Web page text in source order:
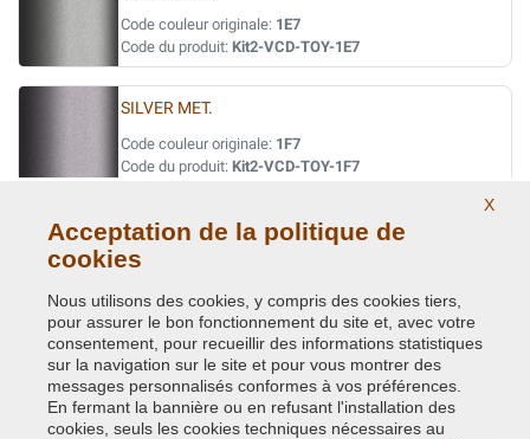
Code couleur originale: 1E7
Code du produit: Kit2-VCD-TOY-1E7
SILVER MET.
Code couleur originale: 1F7
Code du produit: Kit2-VCD-TOY-1F7
SILVER MET.
Code couleur originale:
SILVER MET. / TARO ( = TOY-147 )
Code couleur originale:8T7
Code du produit:Kit2-VCD-TOY-8T7
X
Acceptation de la politique de
cookies
Nous utilisons des cookies, y compris des cookies tiers,
pour assurer le bon fonctionnement du site et, avec votre
consentement, pour recueillir des informations statistiques
sur la navigation sur le site et pour vous montrer des
messages personnalisés conformes à vos préférences.
En fermant la bannière ou en refusant l'installation des
cookies, seuls les cookies techniques nécessaires au